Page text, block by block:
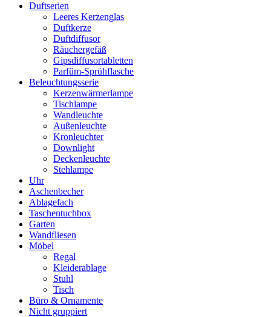
Duftserien
Leeres Kerzenglas
Duftkerze
Duftdiffusor
Räuchergefäß
Gipsdiffusortabletten
Parfüm-Sprühflasche
Beleuchtungsserie
Kerzenwärmerlampe
Tischlampe
Wandleuchte
Außenleuchte
Kronleuchter
Downlight
Deckenleuchte
Stehlampe
Uhr
Aschenbecher
Ablagefach
Taschentuchbox
Garten
Wandfliesen
Möbel
Regal
Kleiderablage
Stuhl
Tisch
Büro & Ornamente
Nicht gruppiert